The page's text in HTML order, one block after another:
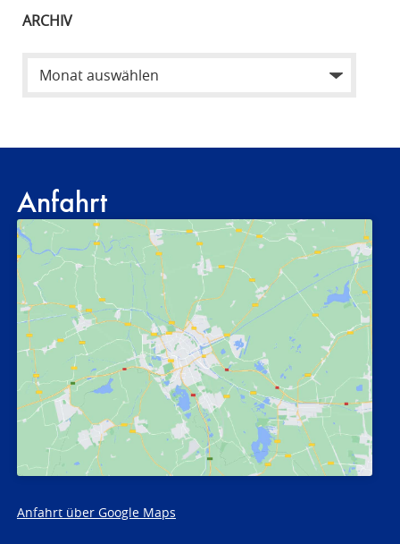
ARCHIV
Anfahrt
Anfahrt über Google Maps